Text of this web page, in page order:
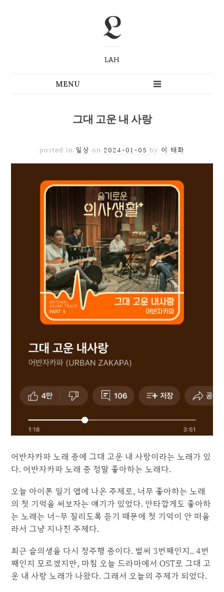
L
LAH
그대 고운 내 사랑
posted in 일상 on 2024-01-05 by 이 태화
어반자카파 노래 중에 그대 고운 내 사랑이라는 노래가 있
다. 어반자카파 노래 중 정말 좋아하는 노래다.
오늘 아이폰 일기 앱에 나온 주제로, 너무 좋아하는 노래
의 첫 기억을 써보자는 얘기가 있었다. 안타깝게도 좋아하
는 노래는 너~무 질리도록 듣기 때문에 첫 기억이 안 떠올
라서 그냥 지나친 주제다.
최근 슬의생을 다시 정주행 중이다. 벌써 3번째인지.. 4번
째인지 모르겠지만, 마침 오늘 드라마에서 OST로 그대 고
운 내 사랑 노래가 나왔다. 그래서 오늘의 주제가 되었다.